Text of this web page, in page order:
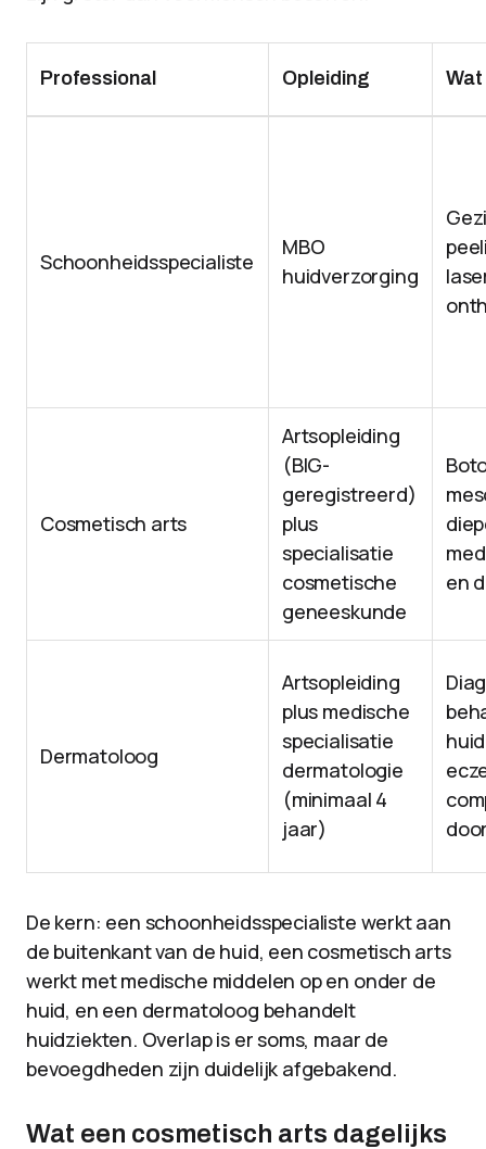
Professional Opleiding
Schoonheidsspecialiste
MBO
huidverzorging
Cosmetisch arts
Artsopleiding
(BIG-
geregistreerd)
plus
specialisatie
cosmetische
geneeskunde
en
Dermatoloog
Artsopleiding
plus medische
specialisatie
dermatologie
(minimaal 4
jaar)
De kern: een schoonheidsspecialiste werkt aan
de buitenkant van de huid, een cosmetisch arts
werkt met medische middelen op en onder de
huid, en een dermatoloog behandelt
huidziekten. Overlap is er soms, maar de
bevoegdheden zijn duidelijk afgebakend.
Wat een cosmetisch arts dagelijks